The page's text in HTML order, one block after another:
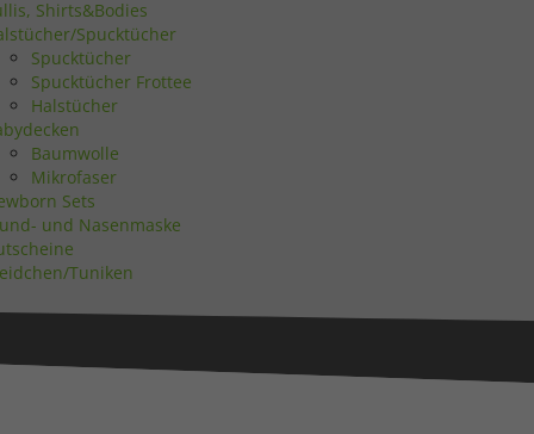
Shirts&Bodies
Spucktücher
Spucktücher
Spucktücher Frottee
Halstücher
Baumwolle
Mikrofaser
Sets
und Nasenmaske
Tuniken
Marketing
Externe Medien